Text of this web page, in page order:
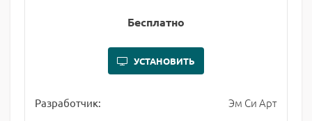
Бесплатно
УСТАНОВИТЬ
Разработчик: Эм Си Арт